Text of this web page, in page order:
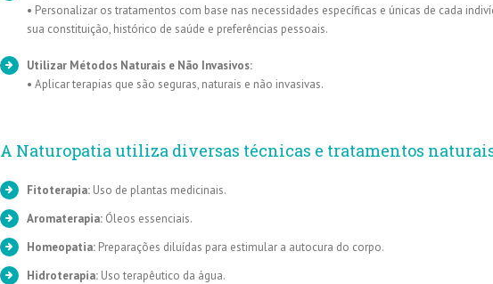
• Personalizar os tratamentos com base nas necessidades específicas e únicas de cada
sua constituição, histórico de saúde e preferências pessoais.
Utilizar Métodos Naturais e Não Invasivos:
• Aplicar terapias que são seguras, naturais e não invasivas.
A Naturopatia utiliza diversas técnicas e tratamentos
Fitoterapia: Uso de plantas medicinais.
Aromaterapia: Óleos essenciais.
Homeopatia: Preparações diluídas para estimular a autocura do corpo.
Hidroterapia: Uso terapêutico da água.